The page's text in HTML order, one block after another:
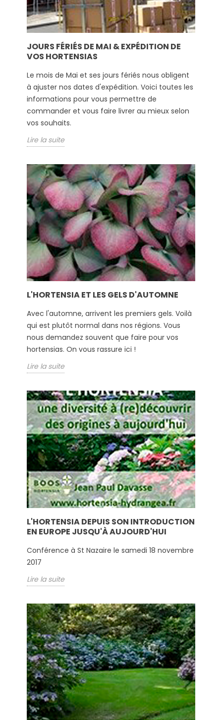
JOURS FÉRIÉS DE MAI & EXPÉDITION DE
VOS HORTENSIAS
Le mois de Mai et ses jours fériés nous obligent
à ajuster nos dates d'expédition. Voici toutes les
informations pour vous permettre de
commander et vous faire livrer au mieux selon
vos souhaits.
Lire la suite
L'HORTENSIA ET LES GELS D'AUTOMNE
Avec l'automne, arrivent les premiers gels. Voilà
qui est plutôt normal dans nos régions. Vous
nous demandez souvent que faire pour vos
hortensias. On vous rassure ici !
Lire la suite
L'HORTENSIA DEPUIS SON INTRODUCTION
EN EUROPE JUSQU'À AUJOURD'HUI
Conférence à St Nazaire le samedi 18 novembre
2017
Lire la suite